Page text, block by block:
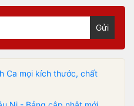
Gửi
Ca mọi kích thước, chất